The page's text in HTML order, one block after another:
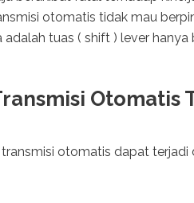
otomatis tidak mau
tuas ( shift ) lever hanya
Otomatis
otomatis dapat terjadi